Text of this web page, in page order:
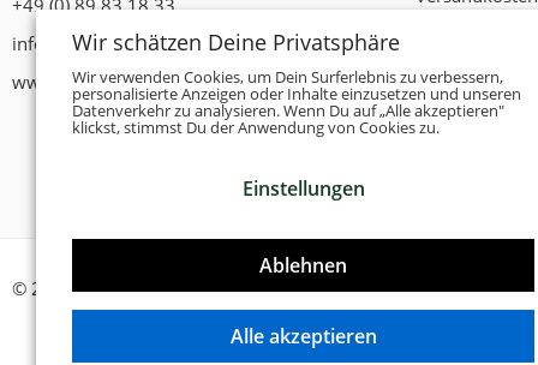
+49 (0) 89 83 18 33
info@tanzschuhe-muenchen.de
www.tanzschuhe-muenchen.de
© 2026 -Tanzschuhe Otto München e.K.- Alle Rechte
Wir schätzen Deine Privatsphäre
Wir verwenden Cookies, um Dein Surferlebnis zu verbessern,
personalisierte Anzeigen oder Inhalte einzusetzen und unseren
Datenverkehr zu analysieren. Wenn Du auf „Alle akzeptieren"
klickst, stimmst Du der Anwendung von Cookies zu.
Einstellungen
Ablehnen
Alle akzeptieren